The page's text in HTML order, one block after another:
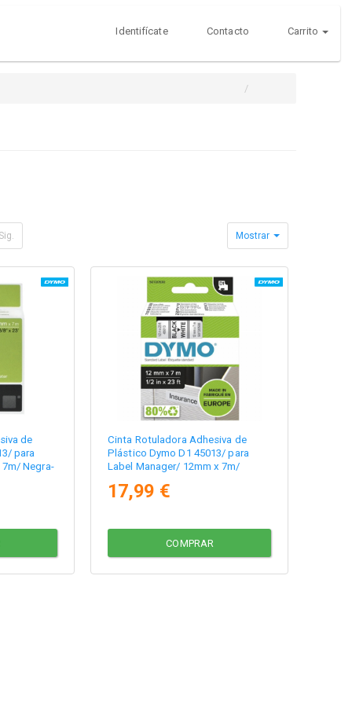
Identifícate Contacto Carrito
Mostrar
de
para
Negra-
Cinta Rotuladora Adhesiva de
Plástico Dymo D1 45013/ para
Label Manager/ 12mm x 7m/
17,99 €
COMPRAR